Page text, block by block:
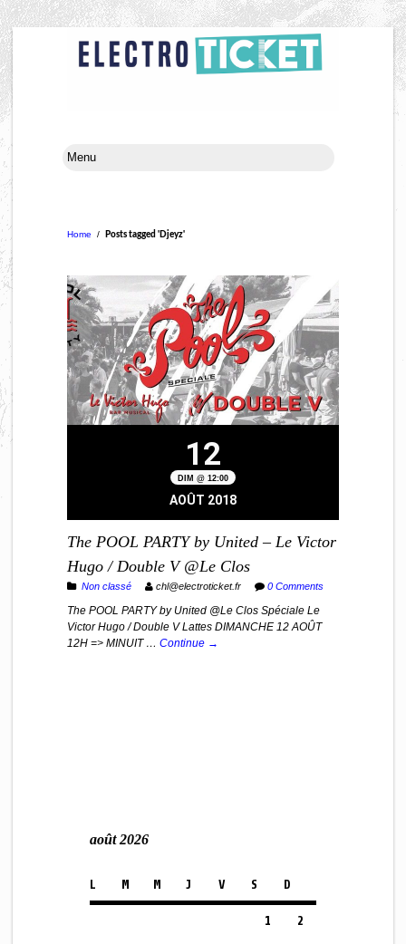
Home / Posts tagged 'Djeyz'
12
DIM @ 12:00
AOÛT 2018
The POOL PARTY by United – Le Victor
Hugo / Double V @Le Clos
Non classé chl@electroticket.fr 0 Comments
The POOL PARTY by United @Le Clos Spéciale Le
Victor Hugo / Double V Lattes DIMANCHE 12 AOÛT
12H => MINUIT … Continue →
août 2026
L M M J V S D
1 2